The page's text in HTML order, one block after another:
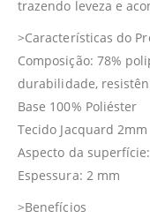
trazendo leveza e
>Características do
Composição: 78%
durabilidade,
Base 100% Poliéster
Tecido Jacquard 2mm
Aspecto da
Espessura: 2 mm
>Benefícios